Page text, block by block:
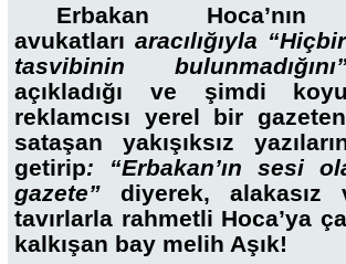
Erbakan Hoca’nın
avukatları aracılığıyla
tasvibinin
açıkladığı ve şimdi
reklamcısı yerel bir
sataşan yakışıksız
getirip: “Erbakan’ın sesi
gazete” diyerek, alakasız
tavırlarla rahmetli Hoca’ya
kalkışan bay melih Aşık!